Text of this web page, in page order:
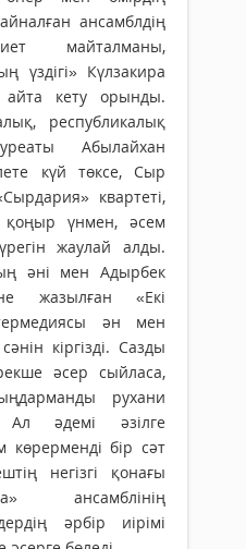
ансамблдің
майталманы,
үз­дігі» Күлзакира
айта кету орынды.
республикалық
Абылайхан
күй төксе, Сыр
квартеті,
қоңыр үнмен, әсем
жаулай алды.
әні мен Адырбек
жазылған «Екі
ән мен
кіргізді. Сазды
әсер сыйласа,
рухани
Ал әдемі әзілге
көрерменді бір сәт
негізгі қонағы
ансамблінің
әрбір иірімі